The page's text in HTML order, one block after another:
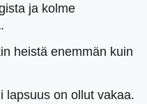
ja kolme
heistä enemmän kuin
on ollut vakaa.